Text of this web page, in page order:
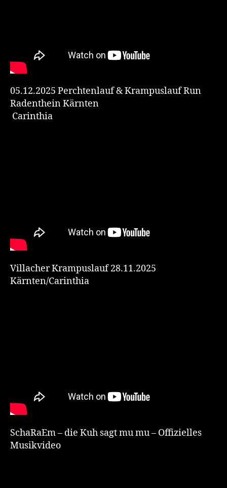
05.12.2025 Perchtenlauf & Krampuslauf Run
Radenthein Kärnten
Carinthia
Villacher Krampuslauf 28.11.2025
Kärnten/Carinthia
SchaRaEm – die Kuh sagt mu mu – Offizielles
Musikvideo